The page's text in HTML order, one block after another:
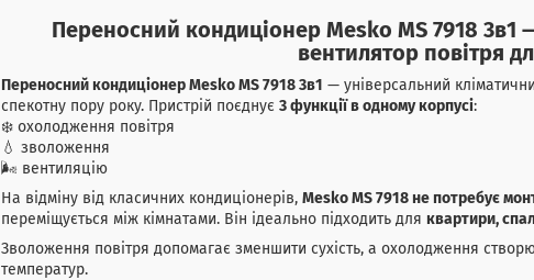
Переносний кондиціонер Mesko MS 7918
вентилятор повітря
Переносний кондиціонер Mesko MS 7918 3в1 — універсальний
спекотну пору року. Пристрій поєднує 3 функції в одному корпусі:
❄️ охолодження повітря
💧 зволоження
🌬️ вентиляцію
На відміну від класичних кондиціонерів, Mesko MS 7918 не потребує
переміщується між кімнатами. Він ідеально підходить для квартири,
Зволоження повітря допомагає зменшити сухість, а охолодження
температур.